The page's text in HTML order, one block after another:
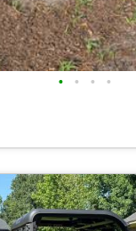
• • • •